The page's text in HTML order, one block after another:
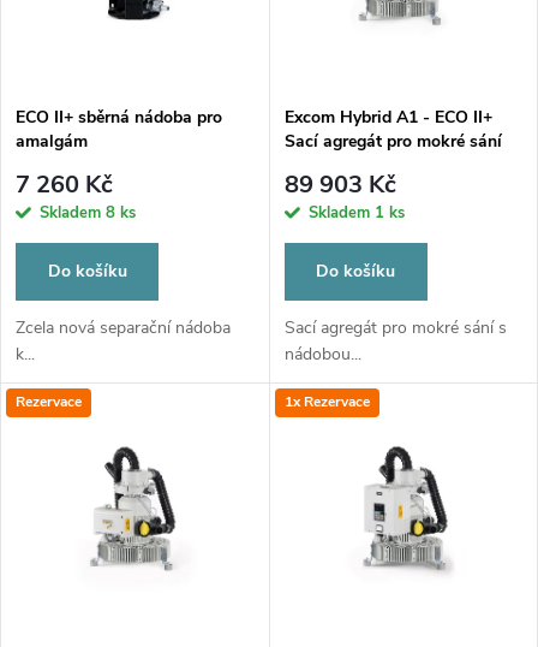
p
r
o
d
u
k
s
p
r
o
d
u
ECO II+ sběrná nádoba pro
amalgám
7 260 Kč
Skladem 8 ks
Do košíku
Zcela nová separační nádoba
k...
Excom Hybrid A1 - ECO II+
Sací agregát pro mokré sání
89 903 Kč
Skladem 1 ks
Do košíku
Sací agregát pro mokré sání s
nádobou...
Rezervace 1x Rezervace